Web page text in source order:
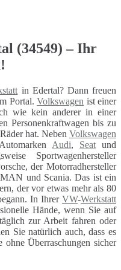
(34549) – Ihr
in Edertal? Dann freuen
Portal.Volkswagen ist einer
wie kein anderer in einer
Personenkraftwagen bis zu
hat. Neben Volkswagen
Audi, Seat und
Sportwagenhersteller
der Motorradhersteller
und Scania. Das ist ein
der vor etwas mehr als 80
In Ihrer VW-Werkstatt
Hände, wenn Sie auf
zur Arbeit fahren oder
Sie natürlich auch, dass es
Überraschungen sicher